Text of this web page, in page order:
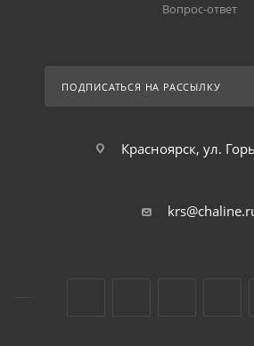
Вопрос-ответ
ПОДПИСАТЬСЯ НА РАССЫЛКУ
Красноярск, ул.